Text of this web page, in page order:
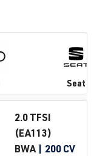
Seat
2.0 TFSI
(EA113)
BWA | 200 CV